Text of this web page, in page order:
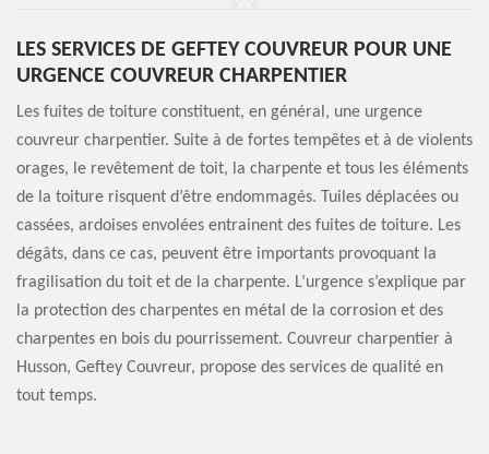
LES SERVICES DE GEFTEY COUVREUR POUR UNE
URGENCE COUVREUR CHARPENTIER
Les fuites de toiture constituent, en général, une urgence
couvreur charpentier. Suite à de fortes tempêtes et à de violents
orages, le revêtement de toit, la charpente et tous les éléments
de la toiture risquent d’être endommagés. Tuiles déplacées ou
cassées, ardoises envolées entrainent des fuites de toiture. Les
dégâts, dans ce cas, peuvent être importants provoquant la
fragilisation du toit et de la charpente. L’urgence s’explique par
la protection des charpentes en métal de la corrosion et des
charpentes en bois du pourrissement. Couvreur charpentier à
Husson, Geftey Couvreur, propose des services de qualité en
tout temps.